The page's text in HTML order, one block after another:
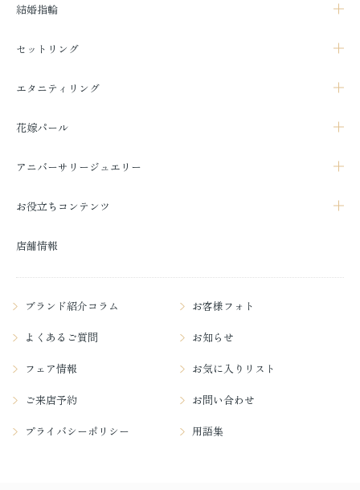
結婚指輪
セットリング
エタニティリング
花嫁パール
アニバーサリージュエリー
お役立ちコンテンツ
店舗情報
ブランド紹介コラム お客様フォト
よくあるご質問 お知らせ
フェア情報 お気に入りリスト
ご来店予約 お問い合わせ
プライバシーポリシー 用語集